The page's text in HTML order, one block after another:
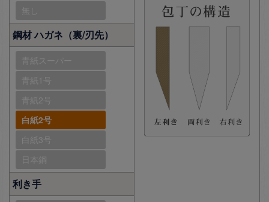
無し
鋼材 ハガネ（裏/刃先）
青紙スーパー
青紙1号
青紙2号
白紙2号
白紙3号
日本鋼
利き手